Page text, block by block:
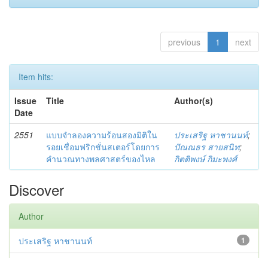
previous 1 next
Item hits:
Issue
Date
Title Author(s)
2551
แบบจำลองความร้อนสองมิติใน
รอยเชื่อมฟริกชั่นสเตอร์โดยการ
คำนวณทางพลศาสตร์ของไหล
ประเสริฐ หาชานนท์;
ปัณณธร สายสนิท;
กิตติพงษ์ กิมะพงศ์
Discover
Author
1
ประเสริฐ หาชานนท์